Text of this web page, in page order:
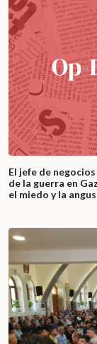
El jefe de
de la guerra en
el miedo y la